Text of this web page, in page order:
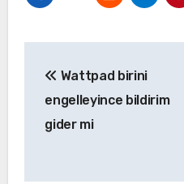
gezinmesi
Wattpad birini
engelleyince bildirim
gider mi